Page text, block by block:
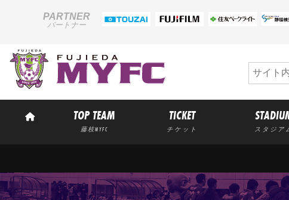
PARTNER
パートナー
TOP TEAM
藤枝MYFC
TICKET
チケット スタジア